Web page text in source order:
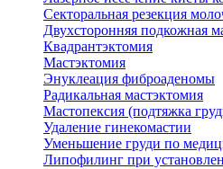
Секторальная резекция
Двухсторонняя подкожная
Квадрантэктомия
Мастэктомия
Энуклеация фиброаденомы
Радикальная мастэктомия
Мастопексия (подтяжка
Удаление гинекомастии
Уменьшение груди по
Липофилинг при